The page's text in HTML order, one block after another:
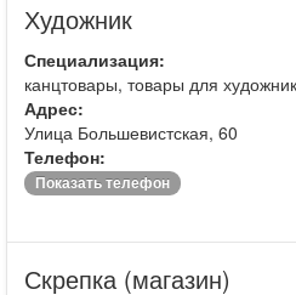
Художник
Специализация:
канцтовары, товары для
Адрес:
Улица Большевистская, 60
Телефон:
Показать телефон
Скрепка (магазин)